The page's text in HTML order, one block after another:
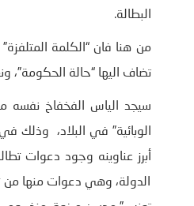
البطالة.
من هنا فان “الكلمة
تضاف اليها “حالة الحكومة”،
سيجد الياس الفخفاخ نفسه
الوبائية” في البلاد، وذلك
أبرز عناوينه وجود دعوات
الدولة، وهي دعوات منها من